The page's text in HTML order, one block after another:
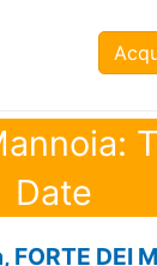
Date
DEI